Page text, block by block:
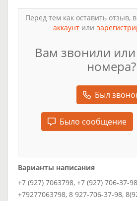
Перед тем как оставить отзыв,
аккаунтили
Вам звонили или
номера?
Был
Было сообщение
Варианты написания
+7 (927) 7063798, +7 (927) 706-37-
+79277063798, 8 927-706-37-98,